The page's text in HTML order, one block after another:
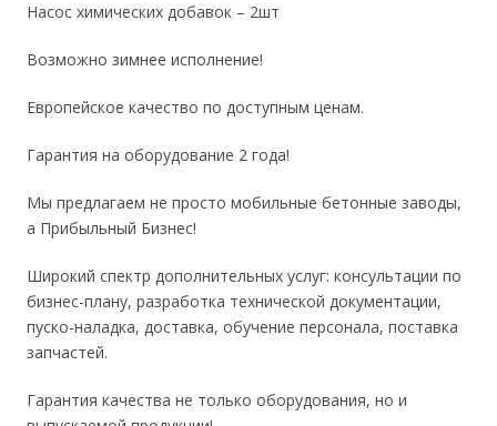
Насос химических добавок – 2шт
Возможно зимнее исполнение!
Европейское качество по доступным ценам.
Гарантия на оборудование 2 года!
Мы предлагаем не просто мобильные бетонные заводы,
а Прибыльный Бизнес!
Широкий спектр дополнительных услуг: консультации по
бизнес-плану, разработка технической документации,
пуско-наладка, доставка, обучение персонала, поставка
запчастей.
Гарантия качества не только оборудования, но и